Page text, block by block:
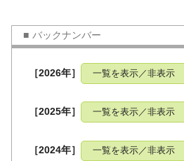
バックナンバー
［2026年］ 一覧を表示／非表示
［2025年］ 一覧を表示／非表示
［2024年］ 一覧を表示／非表示